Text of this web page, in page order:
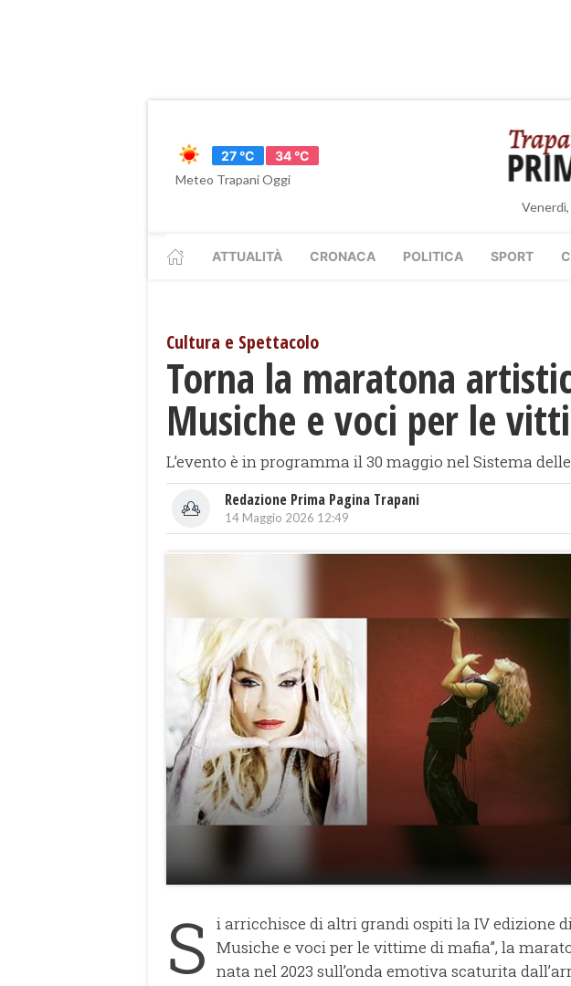
27 °C
34 °C
Meteo Trapani Oggi
ATTUALITÀ CRONACA POLITICA SPORT
Cultura e Spettacolo
Torna la maratona
Musiche e voci per le
L’evento è in programma il 30 maggio nel Sistema
Redazione Prima Pagina Trapani
14 Maggio 2026 12:49
S i arricchisce di altri grandi ospiti la IV edizione
Musiche e voci per le vittime di mafia”, la
nata nel 2023 sull’onda emotiva scaturita